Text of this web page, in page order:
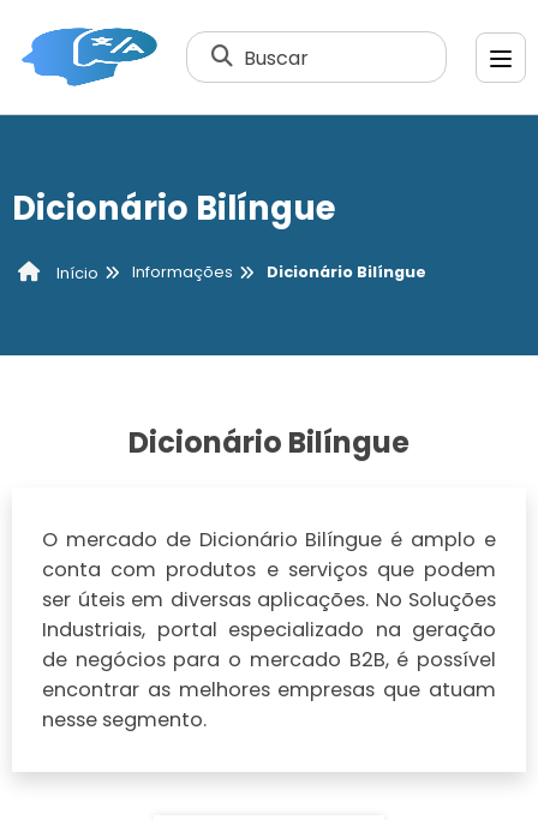
Buscar
Dicionário Bilíngue
Início Informações Dicionário Bilíngue
Dicionário Bilíngue
O mercado de Dicionário Bilíngue é amplo e
conta com produtos e serviços que podem
ser úteis em diversas aplicações. No Soluções
Industriais, portal especializado na geração
de negócios para o mercado B2B, é possível
encontrar as melhores empresas que atuam
nesse segmento.